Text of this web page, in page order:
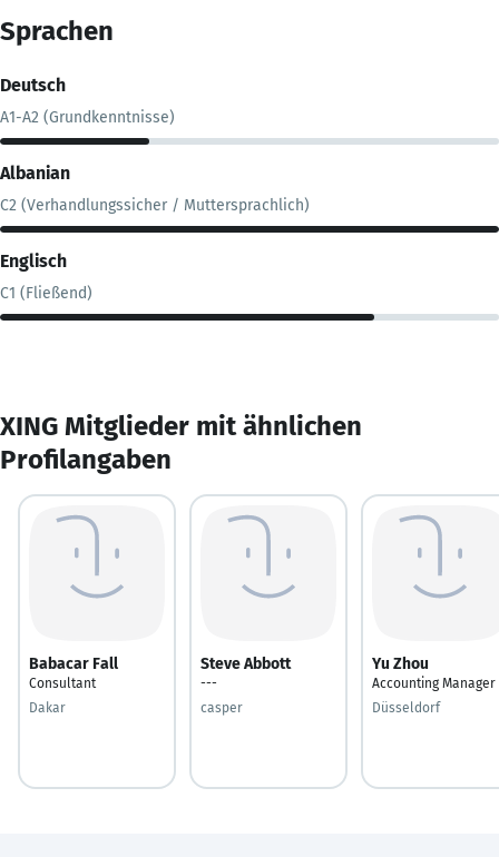
Sprachen
Deutsch
A1-A2 (Grundkenntnisse)
Albanian
C2 (Verhandlungssicher / Muttersprachlich)
Englisch
C1 (Fließend)
XING Mitglieder mit ähnlichen
Profilangaben
Babacar Fall
Consultant
Dakar
Steve Abbott
---
casper
Yu Zhou
Accounting Manager
Düsseldorf